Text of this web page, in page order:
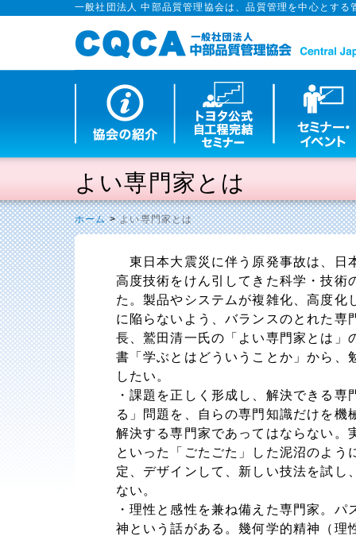
一般社団法人 中部品質管理協会は、品質管理を中心とす
よい専門家とは
ホーム>よい専門家とは
東日本大震災に伴う原発事故は、日
高度技術をけん引してきた科学・技術
た。製品やシステムが複雑化、高度
に陥らないよう、バランスのとれた
長、鷲田清一氏の「よい専門家とは」
書「学ぶとはどういうことか」から、
したい。
・課題を正しく形成し、解決できる
る」問題を、自らの専門知識だけを
解決する専門家であってはならない。
といった「ごたごた」した泥沼のよ
定、デザインして、新しい技法を試
ない。
・理性と感性を兼ね備えた専門家。
神という話がある。幾何学的精神（理